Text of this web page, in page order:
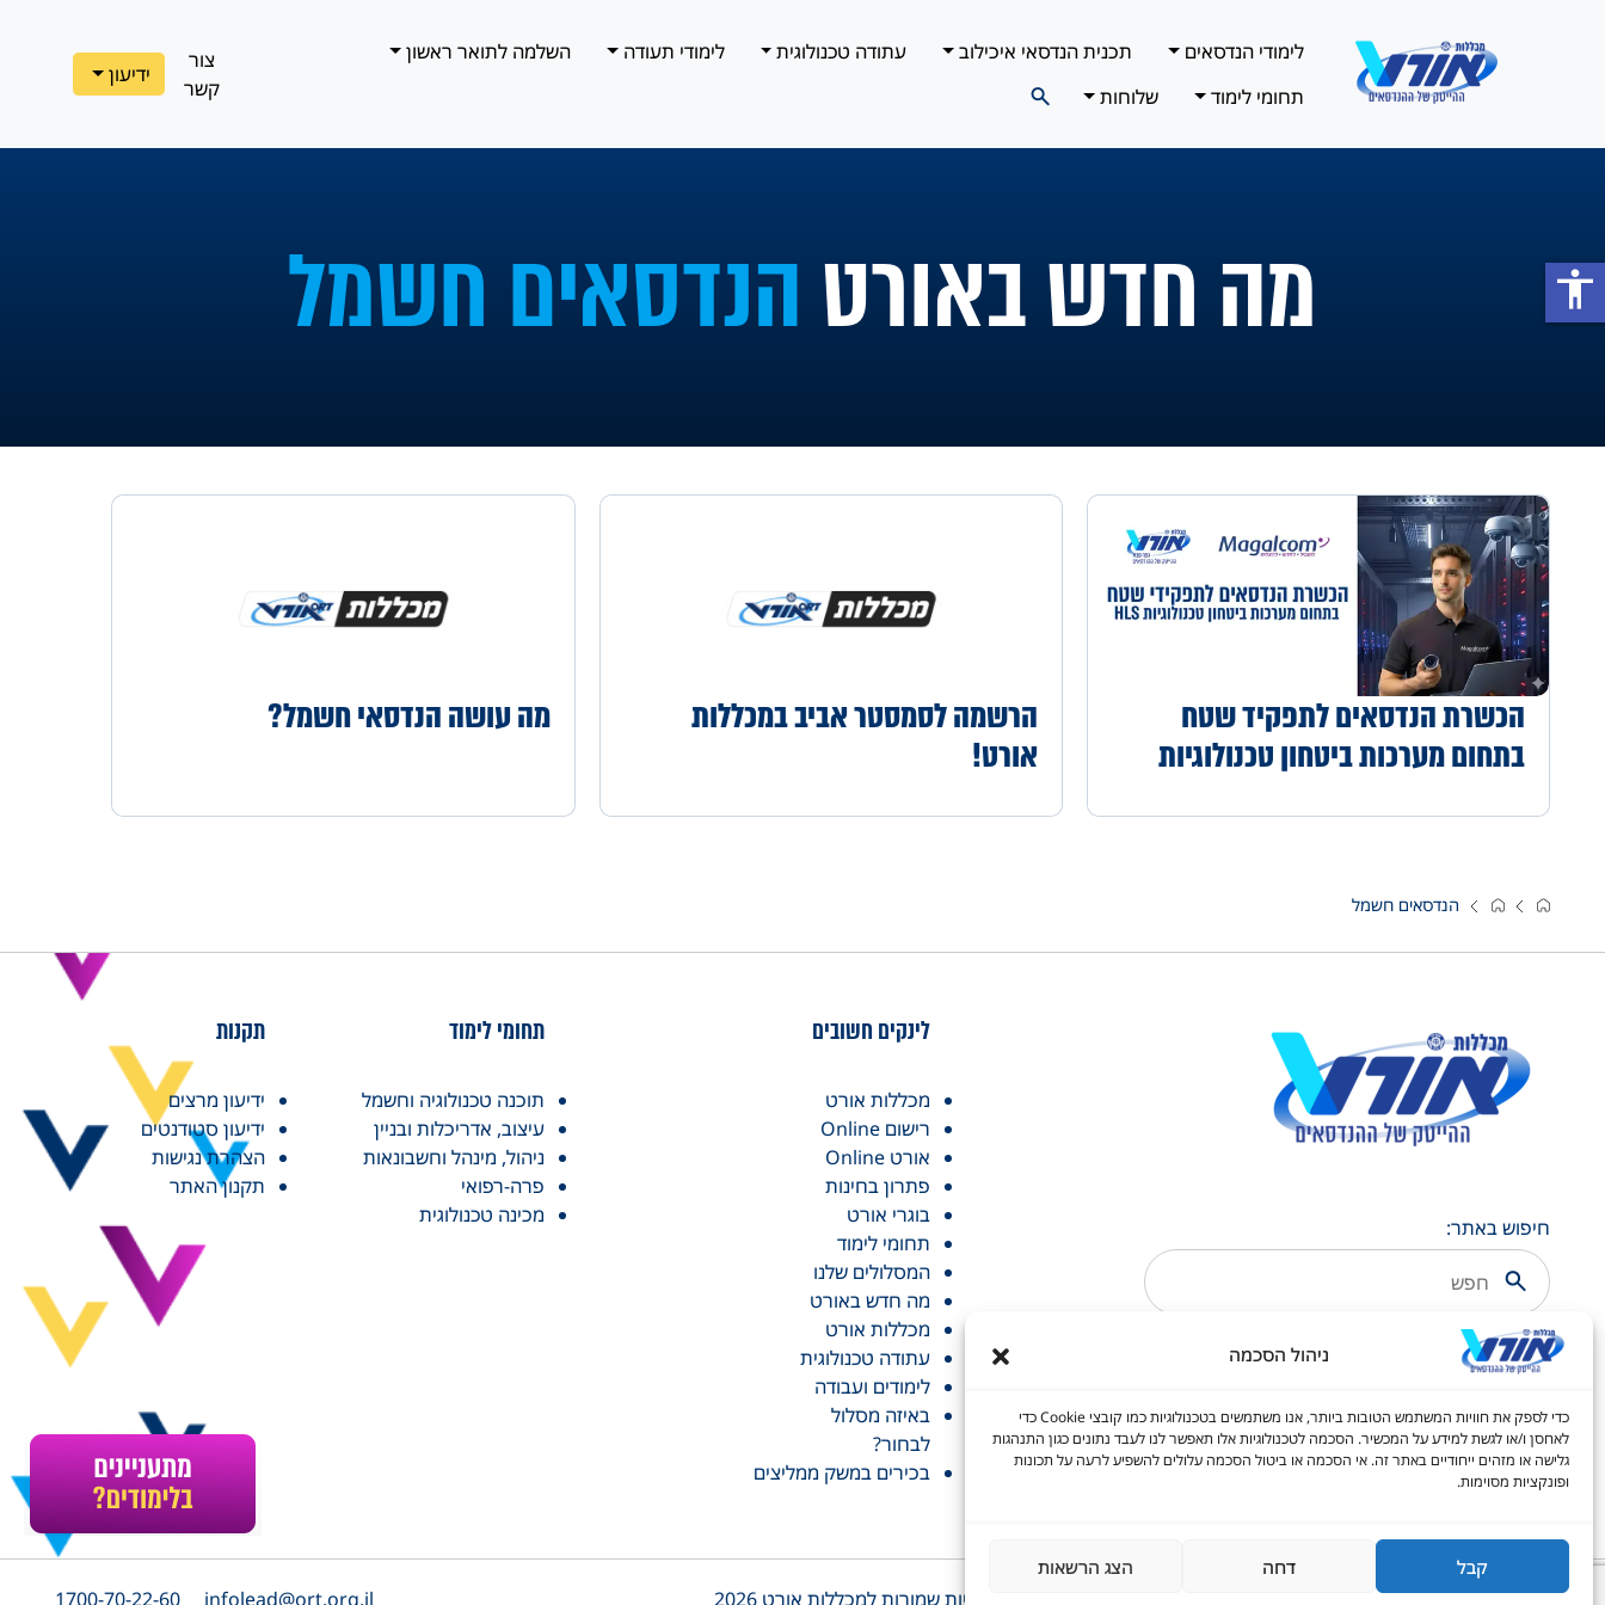
ניהול הסכמה
כדי לספק את חוויות המשתמש הטובות ביותר, אנו משתמשים בטכנולוגיות כמו קובצי Cookie כדי
לאחסן ו/או לגשת למידע על המכשיר. הסכמה לטכנולוגיות אלו תאפשר לנו לעבד נתונים כגון התנהגות
גלישה או מזהים ייחודיים באתר זה. אי הסכמה או ביטול הסכמה עלולים להשפיע לרעה על תכונות
ופונקציות מסוימות.
קבל דחה הצג הרשאות
לימודי הנדסאים תכנית הנדסאי איכילוב עתודה טכנולוגית לימודי תעודה
השלמה לתואר ראשון
תחומי לימוד
שלוחות
צור
קשר
ידיעון
מה חדש באורטהנדסאים חשמל
הכשרת הנדסאים לתפקיד שטח
בתחום מערכות ביטחון טכנולוגיות
הרשמה לסמסטר אביב במכללות
אורט!
מה עושה הנדסאי חשמל?
הנדסאים חשמל
חיפוש באתר:
לינקים חשובים
מכללות אורט
רישום Online
אורט Online
פתרון בחינות
בוגרי אורט
תחומי לימוד
המסלולים שלנו
מה חדש באורט
מכללות אורט
עתודה טכנולוגית
לימודים ועבודה
באיזה מסלול
לבחור?
בכירים במשק ממליצים
תחומי לימוד
תוכנה טכנולוגיה וחשמל
עיצוב, אדריכלות ובניין
ניהול, מינהל וחשבונאות
פרה-רפואי
מכינה טכנולוגית
תקנות
ידיעון מרצים
ידיעון סטודנטים
הצהרת נגישות
תקנון האתר
© כל הזכויות שמורות למכללות אורט 2026 infolead@ort.org.il
1700-70-22-60
accessibility